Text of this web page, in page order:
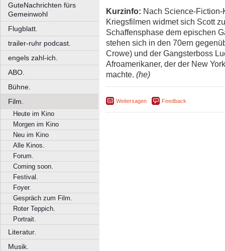
GuteNachrichten fürs
Gemeinwohl
Flugblatt.
trailer-ruhr podcast.
engels zahl-ich.
ABO.
Bühne.
Film.
Heute im Kino
Morgen im Kino
Neu im Kino
Alle Kinos.
Forum.
Coming soon.
Festival.
Foyer.
Gespräch zum Film.
Roter Teppich.
Portrait.
Literatur.
Musik.
Kurzinfo: Nach Science-
Kriegsfilmen widmet sich Scott
Schaffensphase dem epischen
stehen sich in den 70ern
Crowe) und der Gangsterboss
Afroamerikaner, der der New
machte. (he)
Weitersagen Feedback